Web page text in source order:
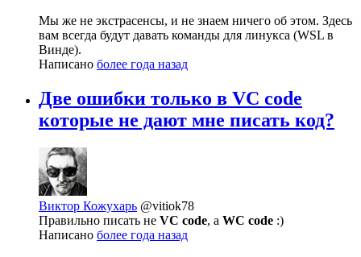
Мы же не экстрасенсы, и не знаем ничего об этом. Здесь
вам всегда будут давать команды для линукса (WSL в
Винде).
Написано более года назад
Две ошибки только в VC code
которые не дают мне писать код?
Виктор Кожухарь @vitiok78
Правильно писать не VC code, а WC code :)
Написано более года назад